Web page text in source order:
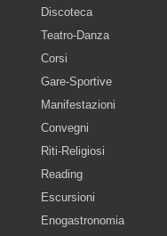
Discoteca
Teatro-Danza
Corsi
Gare-Sportive
Manifestazioni
Convegni
Riti-Religiosi
Reading
Escursioni
Enogastronomia